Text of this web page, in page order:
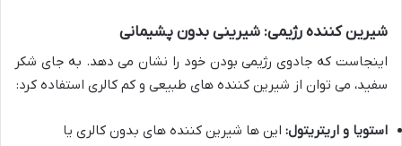
شیرین کننده رژیمی: شیرینی بدون پشیمانی
اینجاست که جادوی رژیمی بودن خود را نشان می دهد. به جای شکر
سفید، می توان از شیرین کننده های طبیعی و کم کالری استفاده کرد:
استویا و اریتریتول: این ها شیرین کننده های بدون کالری یا